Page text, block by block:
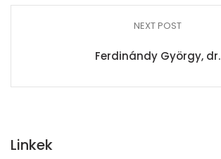
NEXT POST
Ferdinándy György, dr.
Linkek